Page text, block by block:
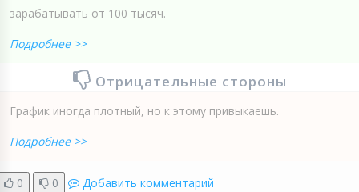
зарабатывать от 100 тысяч.
Подробнее >>
Отрицательные стороны
График иногда плотный, но к этому привыкаешь.
Подробнее >>
0 0 Добавить комментарий